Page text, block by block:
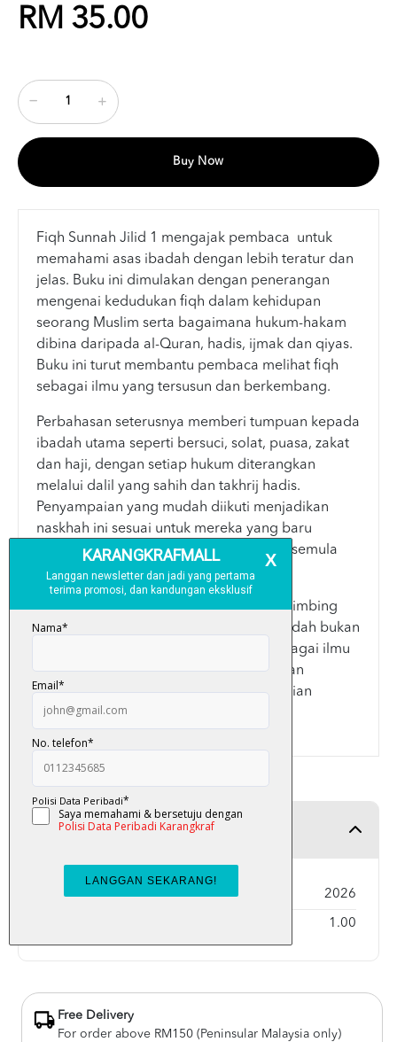
RM 35.00
Buy Now
Fiqh Sunnah Jilid 1 mengajak pembaca untuk
memahami asas ibadah dengan lebih teratur dan
jelas. Buku ini dimulakan dengan penerangan
mengenai kedudukan fiqh dalam kehidupan
seorang Muslim serta bagaimana hukum-hakam
dibina daripada al-Quran, hadis, ijmak dan qiyas.
Buku ini turut membantu pembaca melihat fiqh
sebagai ilmu yang tersusun dan berkembang.
Perbahasan seterusnya memberi tumpuan kepada
ibadah utama seperti bersuci, solat, puasa, zakat
dan haji, dengan setiap hukum diterangkan
melalui dalil yang sahih dan takhrij hadis.
Penyampaian yang mudah diikuti menjadikan
naskhah ini sesuai untuk mereka yang baru
mempelajari fiqh atau ingin menyemak semula
ilmu ibadah dengan lebih yakin.
Sebagai jilid permulaan, buku ini membimbing
pembaca untuk memahami bahawa ibadah bukan
hanya sebagai tuntutan rutin, tetapi sebagai ilmu
yang mendekatkan hati kepada Allah dan
membuka hikmah di sebalik amalan harian
seorang Muslim.
Product Detail
Year Published 2026
1.00
Free Delivery
For order above RM150 (Peninsular Malaysia only)